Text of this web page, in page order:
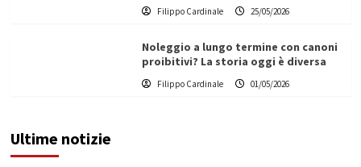
Filippo Cardinale 25/05/2026
Noleggio a lungo termine con canoni
proibitivi? La storia oggi è diversa
Filippo Cardinale 01/05/2026
Ultime notizie